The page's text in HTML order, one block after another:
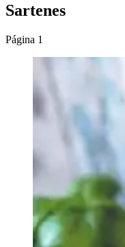
Sartenes
Página 1